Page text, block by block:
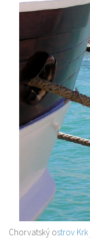
O nás
Další zdroje
Kontakt
Chorvatský ostrov Krk